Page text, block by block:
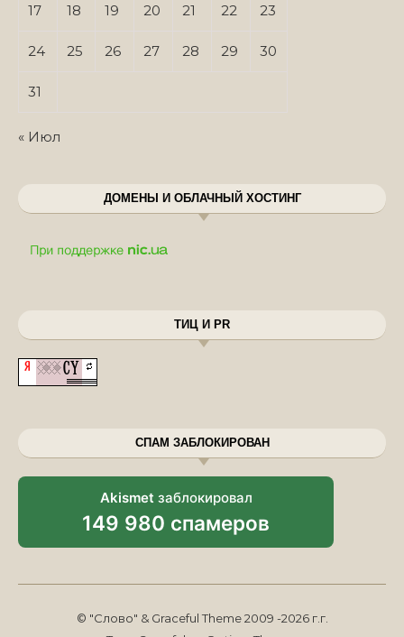
17 18 19 20 21 22 23
24 25 26 27 28 29 30
31
« Июл
ДОМЕНЫ И ОБЛАЧНЫЙ ХОСТИНГ
ТИЦ И PR
СПАМ ЗАБЛОКИРОВАН
Akismet заблокировал
149 980 спамеров
© "Слово" & Graceful Theme 2009 -2026 г.г.